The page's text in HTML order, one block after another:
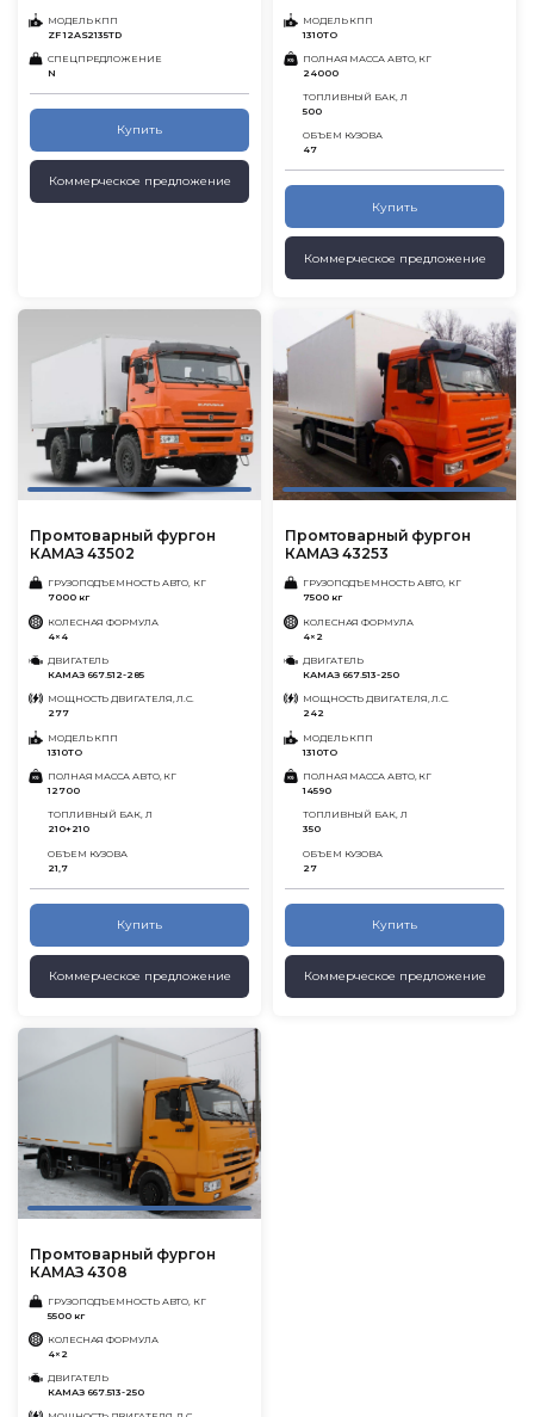
МОДЕЛЬ КПП
ZF 12AS2135ТD
СПЕЦПРЕДЛОЖЕНИЕ
N
Купить
Коммерческое предложение
МОДЕЛЬ КПП
1310ТО
ПОЛНАЯ МАССА АВТО, КГ
24000
ТОПЛИВНЫЙ БАК, Л
500
ОБЪЕМ КУЗОВА
47
Купить
Коммерческое предложение
Промтоварный фургон
КАМАЗ 43502
ГРУЗОПОДЪЕМНОСТЬ АВТО, КГ
7000 кг
КОЛЕСНАЯ ФОРМУЛА
4×4
ДВИГАТЕЛЬ
КАМАЗ 667.512-285
МОЩНОСТЬ ДВИГАТЕЛЯ, Л.С.
277
МОДЕЛЬ КПП
1310ТО
ПОЛНАЯ МАССА АВТО, КГ
12700
ТОПЛИВНЫЙ БАК, Л
210+210
ОБЪЕМ КУЗОВА
21,7
Купить
Коммерческое предложение
Промтоварный фургон
КАМАЗ 43253
ГРУЗОПОДЪЕМНОСТЬ АВТО, КГ
7500 кг
КОЛЕСНАЯ ФОРМУЛА
4×2
ДВИГАТЕЛЬ
КАМАЗ 667.513-250
МОЩНОСТЬ ДВИГАТЕЛЯ, Л.С.
242
МОДЕЛЬ КПП
1310ТО
ПОЛНАЯ МАССА АВТО, КГ
14590
ТОПЛИВНЫЙ БАК, Л
350
ОБЪЕМ КУЗОВА
27
Купить
Коммерческое предложение
Промтоварный фургон
КАМАЗ 4308
ГРУЗОПОДЪЕМНОСТЬ АВТО, КГ
5500 кг
КОЛЕСНАЯ ФОРМУЛА
4×2
ДВИГАТЕЛЬ
КАМАЗ 667.513-250